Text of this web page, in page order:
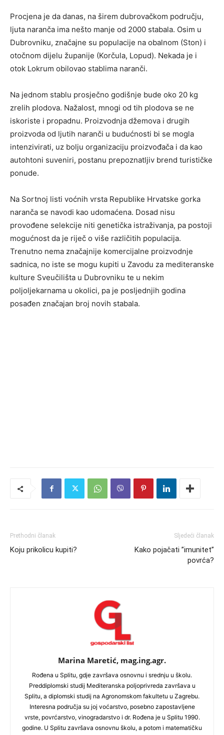
Procjena je da danas, na širem dubrovačkom području,
ljuta naranča ima nešto manje od 2000 stabala. Osim u
Dubrovniku, značajne su populacije na obalnom (Ston) i
otočnom dijelu županije (Korčula, Lopud). Nekada je i
otok Lokrum obilovao stablima naranči.
Na jednom stablu prosječno godišnje bude oko 20 kg
zrelih plodova. Nažalost, mnogi od tih plodova se ne
iskoriste i propadnu. Proizvodnja džemova i drugih
proizvoda od ljutih naranči u budućnosti bi se mogla
intenzivirati, uz bolju organizaciju proizvođača i da kao
autohtoni suveniri, postanu prepoznatljiv brend turističke
ponude.
Na Sortnoj listi voćnih vrsta Republike Hrvatske gorka
naranča se navodi kao udomaćena. Dosad nisu
provođene selekcije niti genetička istraživanja, pa postoji
mogućnost da je riječ o više različitih populacija.
Trenutno nema značajnije komercijalne proizvodnje
sadnica, no iste se mogu kupiti u Zavodu za mediteranske
kulture Sveučilišta u Dubrovniku te u nekim
poljoljekarnama u okolici, pa je posljednjih godina
posađen značajan broj novih stabala.
Prethodni članak
Koju prikolicu kupiti?
Sljedeći članak
Kako pojačati ”imunitet”
povrća?
Marina Maretić, mag.ing.agr.
Rođena u Splitu, gdje završava osnovnu i srednju u školu.
Preddiplomski studij Mediteranska poljoprivreda završava u
Splitu, a diplomski studij na Agronomskom fakultetu u Zagrebu.
Interesna područja su joj voćarstvo, posebno zapostavljene
vrste, povrćarstvo, vinogradarstvo i dr. Rođena je u Splitu 1990.
godine. U Splitu završava osnovnu školu, a potom i matematičku